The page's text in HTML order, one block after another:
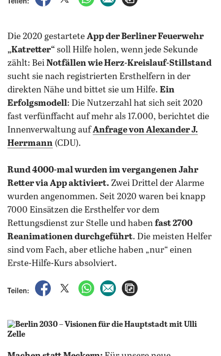
Die 2020 gestartete App der Berliner Feuerwehr
„Katretter“ soll Hilfe holen, wenn jede Sekunde
zählt: Bei Notfällen wie Herz-Kreislauf-Stillstand
sucht sie nach registrierten Ersthelfern in der
direkten Nähe und bittet sie um Hilfe. Ein
Erfolgsmodell: Die Nutzerzahl hat sich seit 2020
fast verfünffacht auf mehr als 17.000, berichtet die
Innenverwaltung aufAnfrage von Alexander J.
Herrmann (CDU).
Rund 4000-mal wurden im vergangenen Jahr
Retter via App aktiviert. Zwei Drittel der Alarme
wurden angenommen. Seit 2020 waren bei knapp
7000 Einsätzen die Ersthelfer vor dem
Rettungsdienst zur Stelle und haben fast 2700
Reanimationen durchgeführt. Die meisten Helfer
sind vom Fach, aber etliche haben „nur“ einen
Erste-Hilfe-Kurs absolviert.
Teilen:
auf Facebook teilen
auf X teilenper WhatsApp teilen
per E-Mail teilen